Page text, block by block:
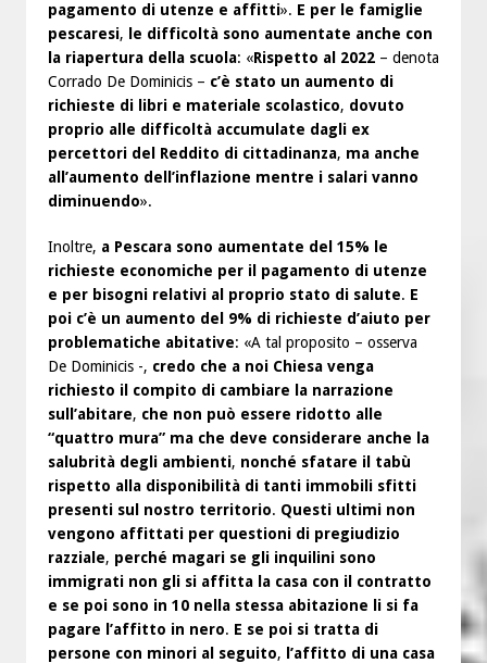
pagamento di utenze e affitti». E per le famiglie
pescaresi, le difficoltà sono aumentate anche con
la riapertura della scuola: «Rispetto al 2022 – denota
Corrado De Dominicis – c’è stato un aumento di
richieste di libri e materiale scolastico, dovuto
proprio alle difficoltà accumulate dagli ex
percettori del Reddito di cittadinanza, ma anche
all’aumento dell’inflazione mentre i salari vanno
diminuendo».
Inoltre, a Pescara sono aumentate del 15% le
richieste economiche per il pagamento di utenze
e per bisogni relativi al proprio stato di salute. E
poi c’è un aumento del 9% di richieste d’aiuto per
problematiche abitative: «A tal proposito – osserva
De Dominicis -, credo che a noi Chiesa venga
richiesto il compito di cambiare la narrazione
sull’abitare, che non può essere ridotto alle
“quattro mura” ma che deve considerare anche la
salubrità degli ambienti, nonché sfatare il tabù
rispetto alla disponibilità di tanti immobili sfitti
presenti sul nostro territorio. Questi ultimi non
vengono affittati per questioni di pregiudizio
razziale, perché magari se gli inquilini sono
immigrati non gli si affitta la casa con il contratto
e se poi sono in 10 nella stessa abitazione li si fa
pagare l’affitto in nero. E se poi si tratta di
persone con minori al seguito, l’affitto di una casa